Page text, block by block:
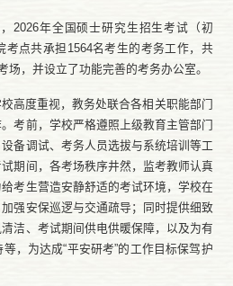
2026年全国硕士研究生招生考试（初
考点共承担1564名考生的考务工作，共
场，并设立了功能完善的考务办公室。
高度重视，教务处联合各相关职能部门
考前，学校严格遵照上级教育主管部门
备调试、考务人员选拔与系统培训等工
期间，各考场秩序井然，监考教师认真
考生营造安静舒适的考试环境，学校在
强安保巡逻与交通疏导；同时提供细致
洁、考试期间供电供暖保障，以及为有
，为达成“平安研考”的工作目标保驾护